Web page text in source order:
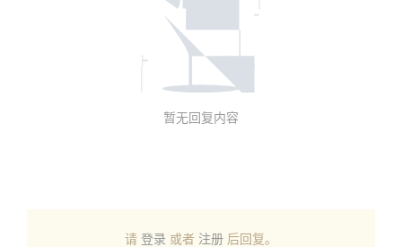
暂无回复内容
请 登录 或者 注册 后回复。